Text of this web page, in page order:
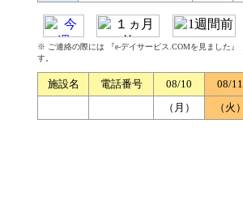
※ ご連絡の際には 『e-デイサービス.COMを見ました
す。
施設名 電話番号 08/10
08/11
（月）
（火